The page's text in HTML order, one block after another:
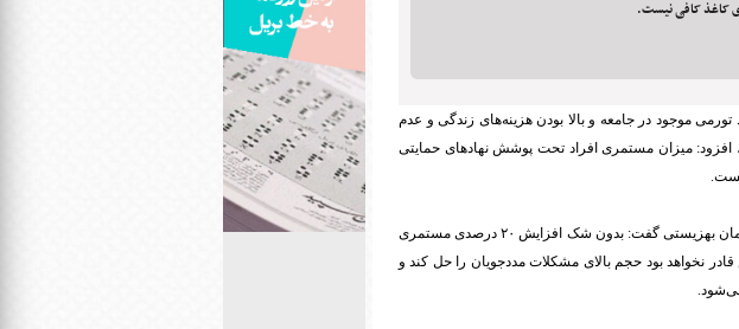
کاغذ کافی نیست.
موجود در جامعه و بالا بودن هزینه‌های زندگی و عدم
افزود: میزان مستمری افراد تحت پوشش نهادهای حمایتی
وی با تاکید بر ضرورت افزایش میزان مستمری مددجویان کمیته امداد و سازمان بهزیستی گفت: بدون شک افزایش ۲۰ درصدی مستمری
نخواهد بود حجم بالای مشکلات مددجویان را حل کند و